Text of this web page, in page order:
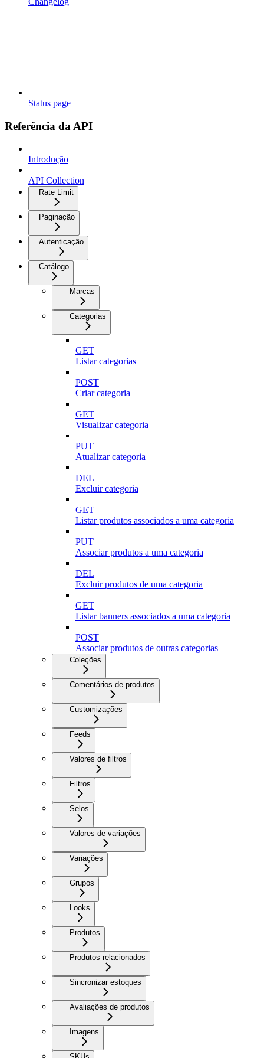
Status page
Referência da API
Introdução
API Collection
Rate Limit
Paginação
Autenticação
Catálogo
Marcas
Categorias
GET
Listar categorias
POST
Criar categoria
GET
Visualizar categoria
PUT
Atualizar categoria
DEL
Excluir categoria
GET
Listar produtos associados a uma categoria
PUT
Associar produtos a uma categoria
DEL
Excluir produtos de uma categoria
GET
Listar banners associados a uma categoria
POST
Associar produtos de outras categorias
Coleções
Comentários de produtos
Customizações
Feeds
Valores de filtros
Filtros
Selos
Valores de variações
Variações
Grupos
Looks
Produtos
Produtos relacionados
Sincronizar estoques
Avaliações de produtos
Imagens